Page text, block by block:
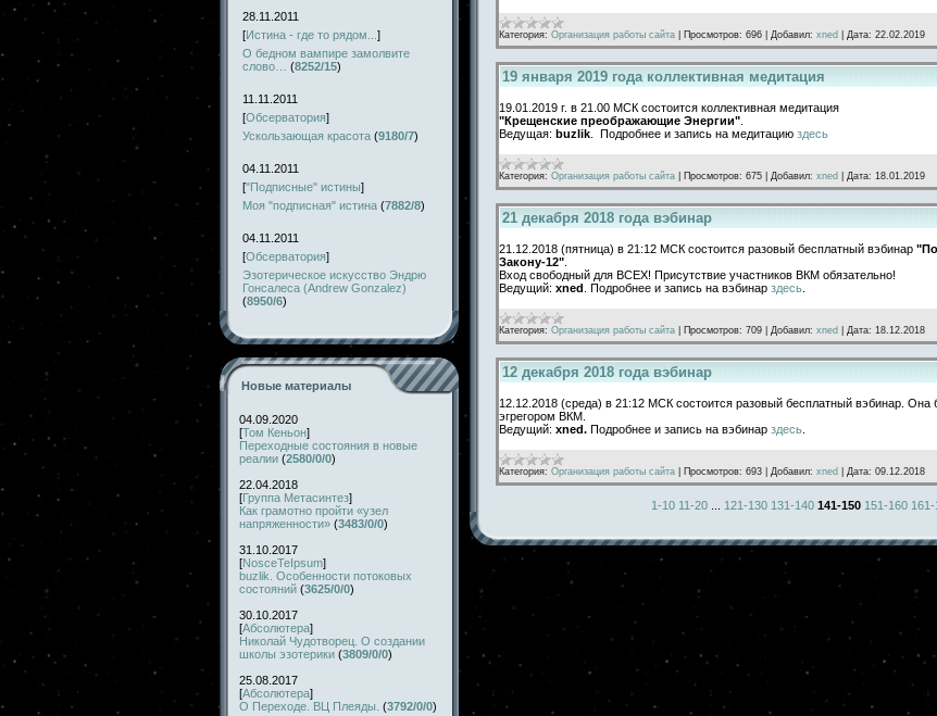
28.11.2011
[Истина - где то рядом... ]
О бедном вампире замолвите
слово…
(8252/15)
11.11.2011
[Обсерватория]
Ускользающая красота (9180/7)
04.11.2011
["Подписные" истины]
Моя "подписная" истина (7882/8)
04.11.2011
[Обсерватория]
Эзотерическое искусство Эндрю
Гонсалеса (Andrew Gonzalez)
(8950/6)
Новые материалы
04.09.2020
[Том Кеньон]
Переходные состояния в новые
реалии (2580/0/0)
22.04.2018
[Группа Метасинтез]
Как грамотно пройти «узел
напряженности» (3483/0/0)
31.10.2017
[NosceTeIpsum]
buzlik. Особенности потоковых
состояний (3625/0/0)
30.10.2017
[Абсолютера]
Николай Чудотворец. О создании
школы эзотерики (3809/0/0)
25.08.2017
[Абсолютера]
О Переходе. ВЦ Плеяды. (3792/0/0)
Категория: Организация работы сайта Просмотров: 696 Добавил: xned Дата: 22.02.2019
19 января 2019 года коллективная медитация
19.01.2019 г. в 21.00 МСК состоится коллективная медитация
"Крещенские преображающие Энергии"
Ведущая: buzlik Подробнее и запись на медитацию здесь
Категория: Организация работы сайта Просмотров: 675 Добавил: xned Дата: 18.01.2019
21 декабря 2018 года вэбинар
21.12.2018 (пятница) в 21:12 МСК состоится разовый бесплатный вэбинар
Закону-12"
Вход свободный для ВСЕХ! Присутствие участников ВКМ обязательно!
Ведущий: xned . Подробнее и запись на вэбинар здесь
Категория: Организация работы сайта Просмотров: 709 Добавил: xned Дата: 18.12.2018
12 декабря 2018 года вэбинар
12.12.2018 (среда) в 21:12 МСК состоится разовый бесплатный вэбинар. Она
эгрегором ВКМ.
Ведущий: xned. Подробнее и запись на вэбинар здесь
Категория: Организация работы сайта Просмотров: 693 Добавил: xned Дата: 09.12.2018
1-10 11-20 121-130 131-140 141-150 151-160 161-